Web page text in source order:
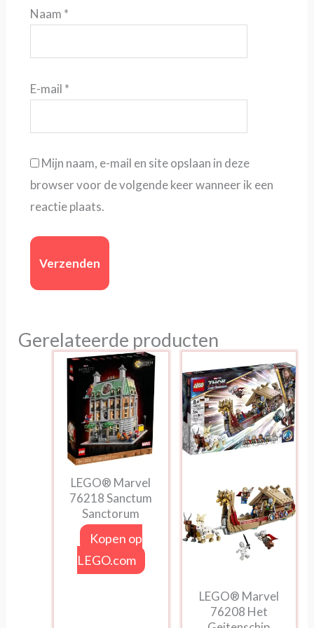
Naam *
E-mail *
Mijn naam, e-mail en site opslaan in deze
browser voor de volgende keer wanneer ik een
reactie plaats.
Gerelateerde producten
LEGO® Marvel
76218 Sanctum
Sanctorum
Kopen op
LEGO.com
LEGO® Marvel
76208 Het